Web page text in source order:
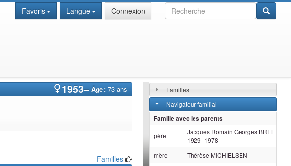
Recherche
Favoris Langue Connexion
1953– Âge : 73 ans
Familles
Familles
Navigateur familial
Famille avec les parents
père Jacques Romain Georges BREL
1929–1978
mère
Thérèse MICHIELSEN